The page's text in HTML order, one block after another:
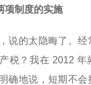
项制度的实施
说的太隐晦了。经
税？我在 2012 年
确地说，短期不